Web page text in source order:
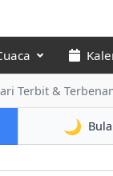
Terbit &
🌙